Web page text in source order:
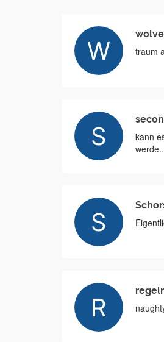
traum
kann